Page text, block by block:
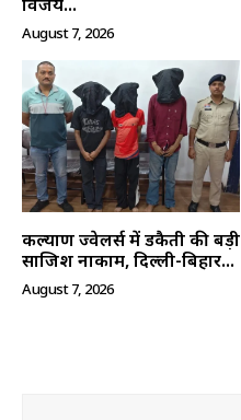
August 7, 2026
कल्याण ज्वेलर्स में डकैती की बड़ी
साजिश नाकाम, दिल्ली-बिहार...
August 7, 2026